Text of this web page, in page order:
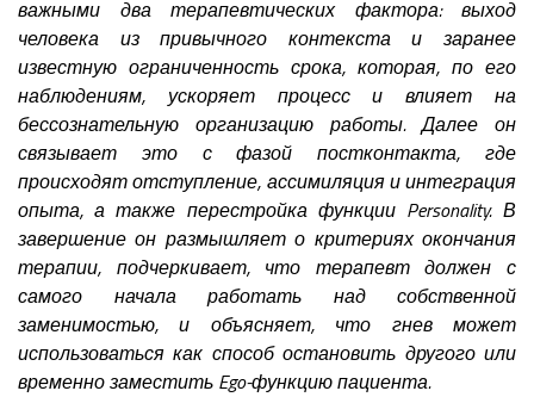
важными два терапевтических фактора: выход
человека из привычного контекста и заранее
известную ограниченность срока, которая, по его
наблюдениям, ускоряет процесс и влияет на
бессознательную организацию работы. Далее он
связывает это с фазой постконтакта, где
происходят отступление, ассимиляция и интеграция
опыта, а также перестройка функции Personality. В
завершение он размышляет о критериях окончания
терапии, подчеркивает, что терапевт должен с
самого начала работать над собственной
заменимостью, и объясняет, что гнев может
использоваться как способ остановить другого или
временно заместить Ego-функцию пациента.